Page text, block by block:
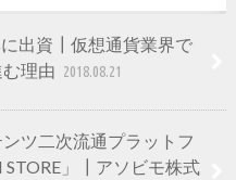
に出資┃仮想通貨業界で
理由 2018.08.21
ツ二次流通プラットフ
STORE」┃アソビモ株式